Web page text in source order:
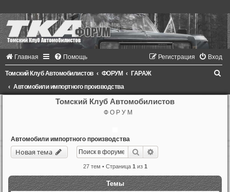
Главная Помощь Вход
Регистрация
Томский Клуб Автомобилистов ФОРУМ
ГАРАЖ
Автомобили импортного производства
Томский Клуб Автомобилистов
Ф О Р У М
Автомобили импортного производства
Новая тема Поиск
27 тем • Страница 1из 1
Темы